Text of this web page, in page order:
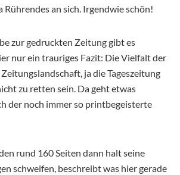
Rührendes an sich. Irgendwie schön!
zur gedruckten Zeitung gibt es
nur ein trauriges Fazit: Die Vielfalt der
ja die Tageszeitung
zu retten sein. Da geht etwas
der noch immer so printbegeisterte
rund 160 Seiten dann halt seine
schweifen, beschreibt was hier gerade